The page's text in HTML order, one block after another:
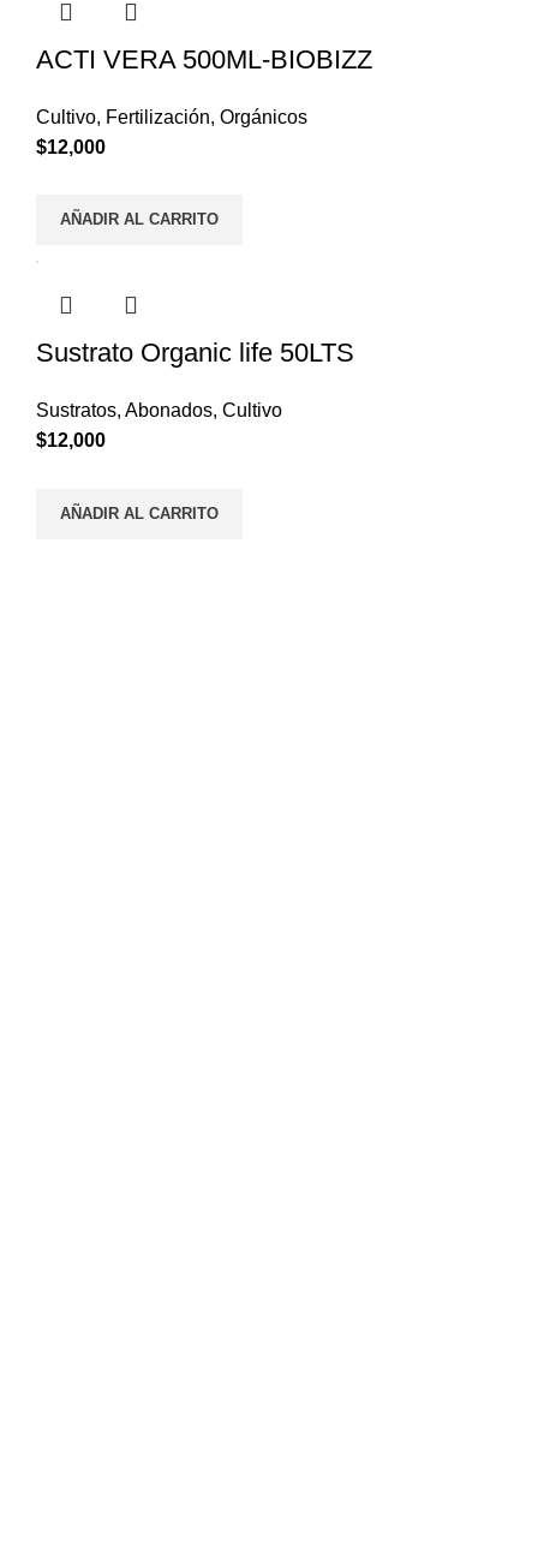
ACTI VERA 500ML-BIOBIZZ
Cultivo, Fertilización, Orgánicos
$12,000
AÑADIR AL CARRITO
Sustrato Organic life 50LTS
Sustratos, Abonados, Cultivo
$12,000
AÑADIR AL CARRITO